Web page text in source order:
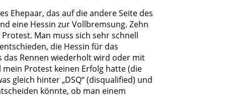
Ehepaar, das auf die andere Seite des
eine Hessin zur Vollbremsung. Zehn
Man muss sich sehr schnell
die Hessin für das
das Rennen wiederholt wird oder mit
mein Protest keinen Erfolg hatte (die
gleich hinter „DSQ“ (disqualified) und
könnte, ob man einem